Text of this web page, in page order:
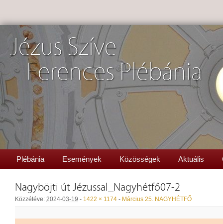
Jézus Szíve
Ferences Plébánia
Plébánia Események Közösségek Aktuális
Nagyböjti út Jézussal_Nagyhétfő07-2
Közzétéve: 2024-03-19 - 1422 × 1174 - Március 25. NAGYHÉTFŐ